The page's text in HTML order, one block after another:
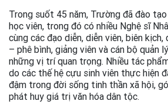
Trong suốt 45 năm, Trường đã đào tạo
học viên, trong đó có nhiều Nghệ sĩ
cùng các đạo diễn, diễn viên, biên kịch,
– phê bình, giảng viên và cán bộ quản
những vị trí quan trọng. Nhiều tác
do các thế hệ cựu sinh viên thực hiện
đậm trong đời sống tinh thần xã hội,
phát huy giá trị văn hóa dân tộc.